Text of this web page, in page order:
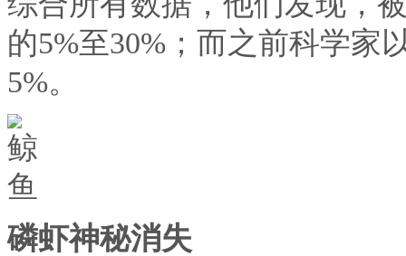
的5%至30%；而之前科学家
5%。
磷虾神秘消失